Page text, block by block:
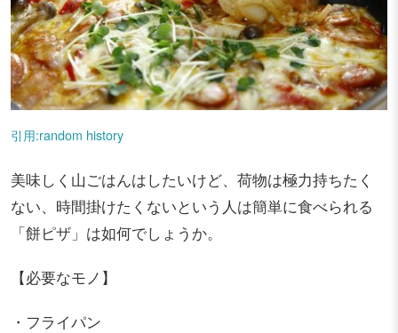
引用:random history
美味しく山ごはんはしたいけど、荷物は極力持ちたく
ない、時間掛けたくないという人は簡単に食べられる
「餅ピザ」は如何でしょうか。
【必要なモノ】
・フライパン